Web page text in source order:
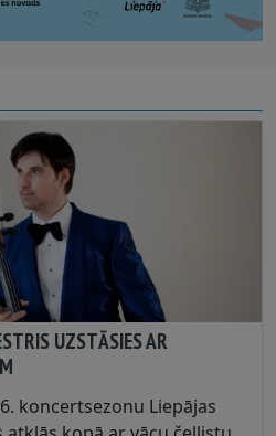
UZSTĀSIES AR
koncertsezonu Liepājas